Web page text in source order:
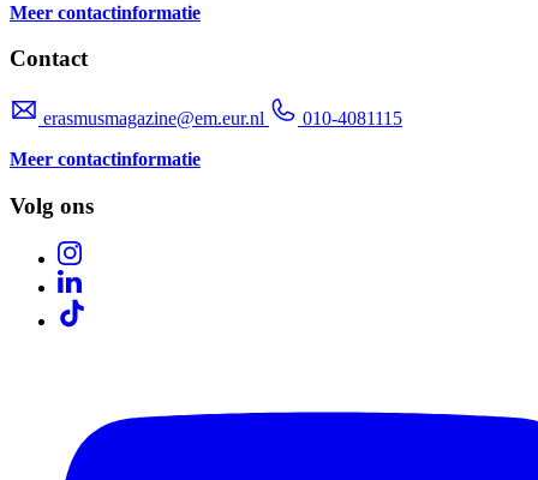
Meer contactinformatie
Contact
erasmusmagazine@em.eur.nl
010-4081115
Meer contactinformatie
Volg ons